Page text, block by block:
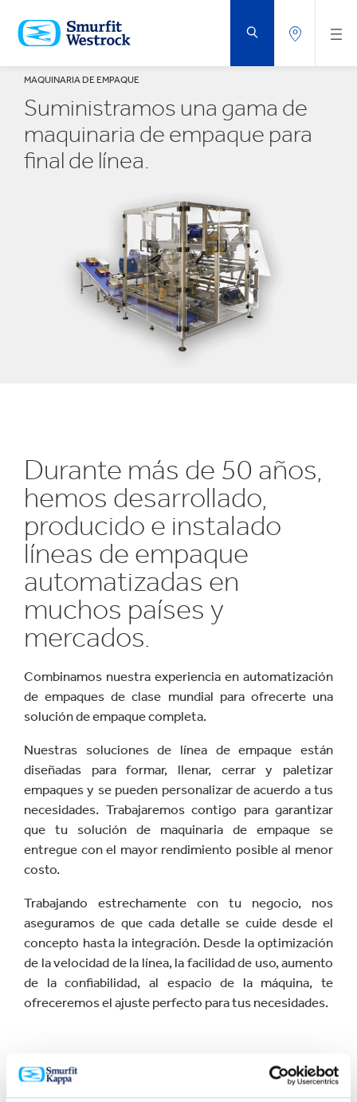
AL
CONTENIDO
PRINCIPAL
MAQUINARIA DE EMPAQUE
Suministramos una gama de
maquinaria de empaque para
final de línea.
Durante más de 50 años,
hemos desarrollado,
producido e instalado
líneas de empaque
automatizadas en
muchos países y
mercados.
Combinamos nuestra experiencia en automatización
de empaques de clase mundial para ofrecerte una
solución de empaque completa.
Nuestras soluciones de línea de empaque están
diseñadas para formar, llenar, cerrar y paletizar
empaques y se pueden personalizar de acuerdo a tus
necesidades. Trabajaremos contigo para garantizar
que tu solución de maquinaria de empaque se
entregue con el mayor rendimiento posible al menor
costo.
Trabajando estrechamente con tu negocio, nos
aseguramos de que cada detalle se cuide desde el
concepto hasta la integración. Desde la optimización
de la velocidad de la línea, la facilidad de uso, aumento
de la confiabilidad, al espacio de la máquina, te
ofreceremos el ajuste perfecto para tus necesidades.
CONOCE MÁS